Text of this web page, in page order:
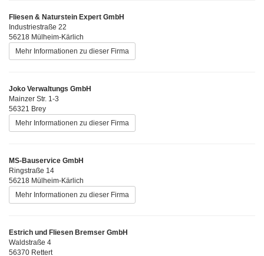
Fliesen & Naturstein Expert GmbH
Industriestraße 22
56218 Mülheim-Kärlich
Mehr Informationen zu dieser Firma
Joko Verwaltungs GmbH
Mainzer Str. 1-3
56321 Brey
Mehr Informationen zu dieser Firma
MS-Bauservice GmbH
Ringstraße 14
56218 Mülheim-Kärlich
Mehr Informationen zu dieser Firma
Estrich und Fliesen Bremser GmbH
Waldstraße 4
56370 Rettert